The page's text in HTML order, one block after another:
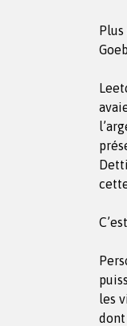
Plus
les
dont